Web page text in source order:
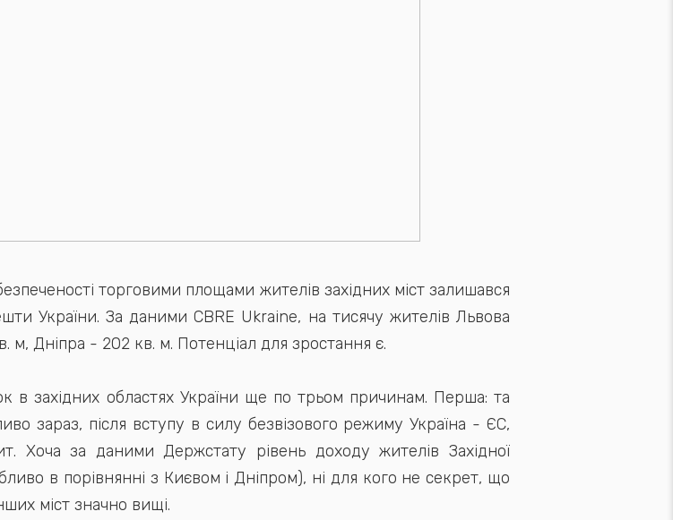
торговими площами жителів західних міст залишався
України. За даними CBRE Ukraine, на тисячу жителів Львова
м, Дніпра - 202 кв. м. Потенціал для зростання є.
в західних областях України ще по трьом причинам. Перша: та
зараз, після вступу в силу безвізового режиму Україна - ЄС,
Хоча за даними Держстату рівень доходу жителів Західної
в порівнянні з Києвом і Дніпром), ні для кого не секрет, що
міст значно вищі.